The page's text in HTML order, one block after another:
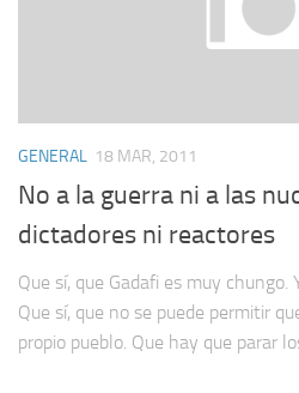
GENERAL 18 MAR, 2011
No a la guerra ni a las
dictadores ni reactores
Que sí, que Gadafi es muy chungo.
Que sí, que no se puede permitir
propio pueblo. Que hay que parar